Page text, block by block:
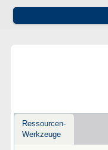
Ressourcen-
Werkzeuge